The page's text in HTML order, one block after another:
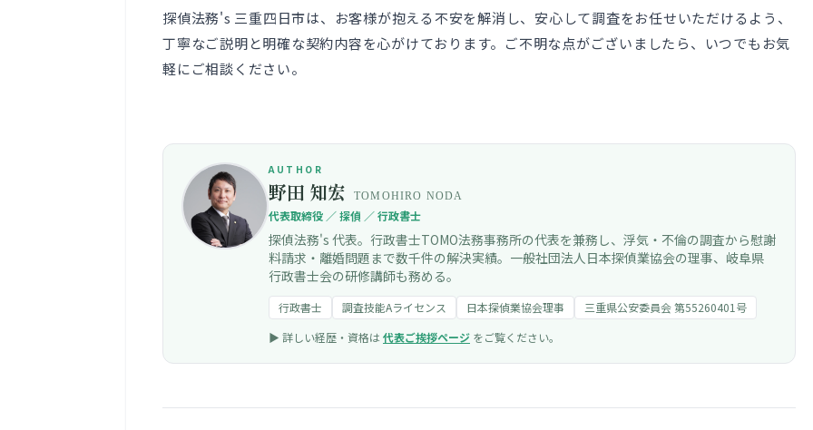
探偵法務's 三重四日市は、お客様が抱える不安を解消し、安心して調査をお任せいただけるよう、
丁寧なご説明と明確な契約内容を心がけております。ご不明な点がございましたら、いつでもお気
軽にご相談ください。
AUTHOR
野田 知宏 TOMOHIRO NODA
代表取締役 ／ 探偵 ／ 行政書士
探偵法務's 代表。行政書士TOMO法務事務所の代表を兼務し、浮気・不倫の調査から慰謝
料請求・離婚問題まで数千件の解決実績。一般社団法人日本探偵業協会の理事、岐阜県
行政書士会の研修講師も務める。
行政書士 調査技能Aライセンス 日本探偵業協会理事
三重県公安委員会 第55260401号
▶︎ 詳しい経歴・資格は 代表ご挨拶ページ をご覧ください。